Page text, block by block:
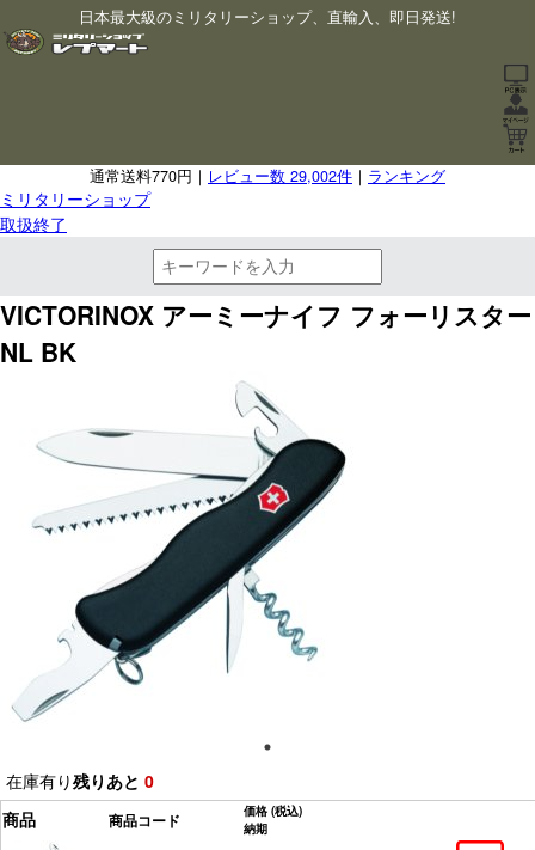
日本最大級のミリタリーショップ、直輸入、即日発送!
通常送料770円｜ レビュー数 29,002件 ｜ ランキング
ミリタリーショップ
取扱終了
VICTORINOX アーミーナイフ フォーリスター
NL BK
在庫有り残りあと 0
商品
商品コード 価格 (税込)
納期